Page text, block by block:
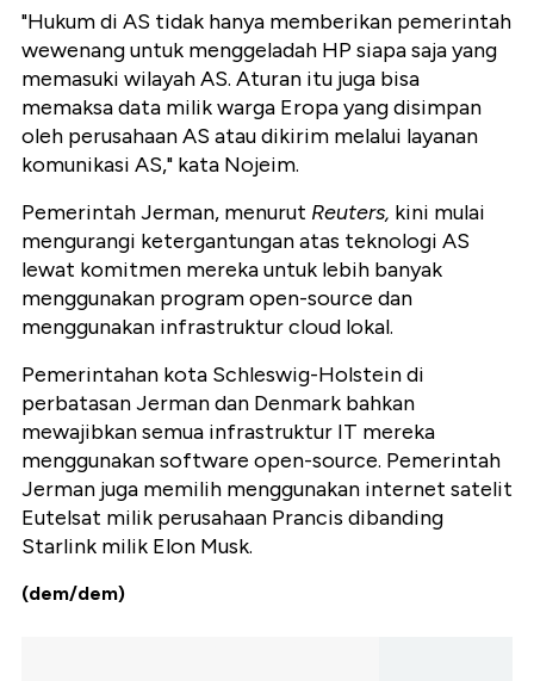
"Hukum di AS tidak hanya memberikan pemerintah
wewenang untuk menggeladah HP siapa saja yang
memasuki wilayah AS. Aturan itu juga bisa
memaksa data milik warga Eropa yang disimpan
oleh perusahaan AS atau dikirim melalui layanan
komunikasi AS," kata Nojeim.
Pemerintah Jerman, menurut Reuters, kini mulai
mengurangi ketergantungan atas teknologi AS
lewat komitmen mereka untuk lebih banyak
menggunakan program open-source dan
menggunakan infrastruktur cloud lokal.
Pemerintahan kota Schleswig-Holstein di
perbatasan Jerman dan Denmark bahkan
mewajibkan semua infrastruktur IT mereka
menggunakan software open-source. Pemerintah
Jerman juga memilih menggunakan internet satelit
Eutelsat milik perusahaan Prancis dibanding
Starlink milik Elon Musk.
(dem/dem)